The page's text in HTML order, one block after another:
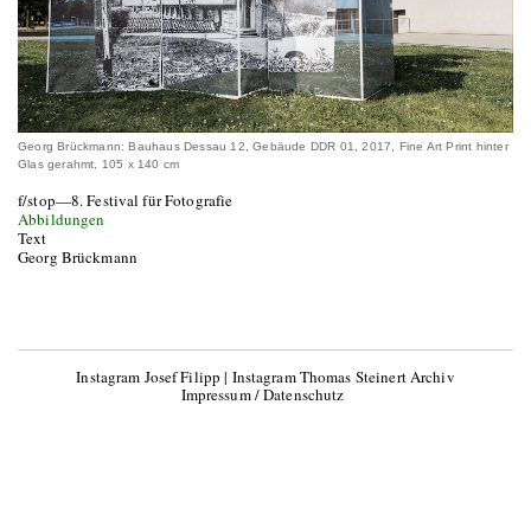
Georg Brückmann: Bauhaus Dessau 12, Gebäude DDR 01, 2017, Fine Art Print hinter
Glas gerahmt, 105 x 140 cm
f/stop—8. Festival für Fotografie
Abbildungen
Text
Georg Brückmann
Instagram Josef Filipp | Instagram Thomas Steinert Archiv
Impressum / Datenschutz